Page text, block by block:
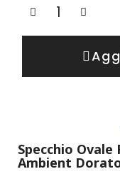
Specchio
Ambient